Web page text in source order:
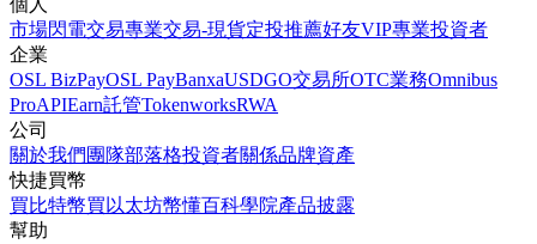
個人
市場閃電交易專業交易-現貨定投推薦好友VIP專業投資者
企業
OSL BizPayOSL PayBanxaUSDGO交易所OTC業務Omnibus
ProAPIEarn託管TokenworksRWA
公司
關於我們 團隊部落格投資者關係品牌資產
快捷買幣
買比特幣買以太坊幣懂百科學院產品披露
幫助